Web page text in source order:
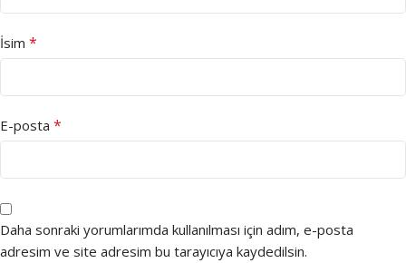
İsim *
E-posta *
Daha sonraki yorumlarımda kullanılması için adım, e-posta
adresim ve site adresim bu tarayıcıya kaydedilsin.